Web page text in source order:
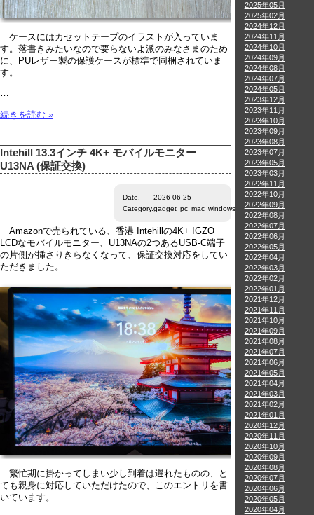
ケースにはカセットテープのイラストが入っていま
す。落書きみたいなので要らないよ派のみなさまのため
に、PUレザー製の保護ケースが標準で同梱されていま
す。
…
続きを読む »
Intehill 13.3インチ 4K+ モバイルモニター
U13NA (保証交換)
Date.
2026-06-25
Category.gadget pc mac windows
Amazonで売られている、香港 Intehillの4K+ IGZO
LCDなモバイルモニター、U13NAの2つあるUSB-C端子
の片側が挿さりきらなくなって、保証交換対応をしてい
ただきました。
繁忙期に掛かってしまい少し到着は遅れたものの、と
ても親身に対応していただけたので、このエントリを書
いています。
2025年05月
2025年02月
2024年12月
2024年11月
2024年10月
2024年09月
2024年08月
2024年07月
2024年05月
2023年12月
2023年11月
2023年10月
2023年09月
2023年08月
2023年07月
2023年05月
2023年03月
2022年11月
2022年10月
2022年09月
2022年08月
2022年07月
2022年06月
2022年05月
2022年04月
2022年03月
2022年02月
2022年01月
2021年12月
2021年11月
2021年10月
2021年09月
2021年08月
2021年07月
2021年06月
2021年05月
2021年04月
2021年03月
2021年02月
2021年01月
2020年12月
2020年11月
2020年10月
2020年09月
2020年08月
2020年07月
2020年06月
2020年05月
2020年04月